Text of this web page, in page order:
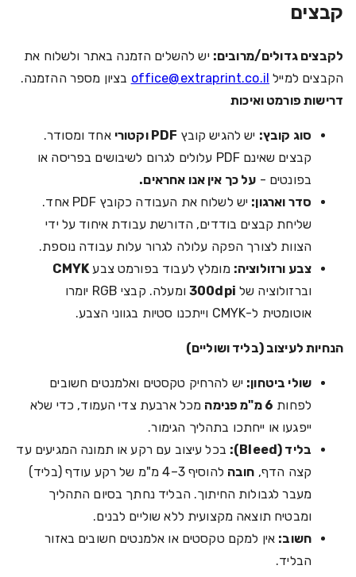
קבצים
לקבצים גדולים/מרובים: יש להשלים הזמנה באתר ולשלוח את
הקבצים למייל office@extraprint.co.il בציון מספר ההזמנה.
דרישות פורמט ואיכות
סוג קובץ: יש להגיש קובץ PDF וקטורי
אחד ומסודר.
קבצים שאינם PDF עלולים לגרום לשיבושים בפריסה או
בפונטים - על כך אין אנו אחראים.
סדר וארגון:
יש לשלוח את העבודה כקובץ PDF אחד.
שליחת קבצים בודדים, הדורשת עבודת איחוד על ידי
הצוות לצורך הפקה עלולה לגרור עלות עבודה נוספת.
צבע ורזולוציה: מומלץ לעבוד בפורמט צבעCMYK
וברזולוציה של 300dpi
ומעלה. קבצי RGB יומרו
אוטומטית ל-CMYK וייתכנו סטיות בגווני הצבע.
הנחיות לעיצוב (בליד ושוליים)
שולי ביטחון: יש להרחיק טקסטים ואלמנטים חשובים
לפחות 6 מ"מ פנימה
מכל ארבעת צדי העמוד, כדי שלא
ייפגעו או ייחתכו בתהליך הגימור.
בליד (Bleed):
בכל עיצוב עם רקע או תמונה המגיעים עד
קצה הדף, חובה
להוסיף 3–4 מ"מ של רקע עודף (בליד)
מעבר לגבולות החיתוך. הבליד נחתך בסיום התהליך
ומבטיח תוצאה מקצועית ללא שוליים לבנים.
חשוב: אין למקם טקסטים או אלמנטים חשובים באזור
הבליד.